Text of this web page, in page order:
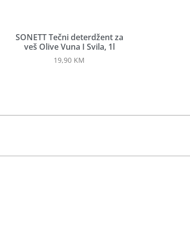
SONETT Tečni deterdžent za
veš Olive Vuna I Svila, 1l
19,90 KM